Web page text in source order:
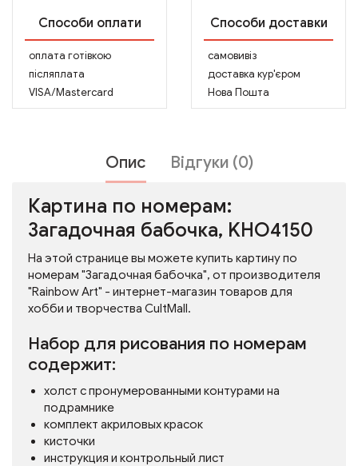
Способи оплати
оплата готівкою
післяплата
VISA/Mastercard
Способи доставки
самовивіз
доставка кур'єром
Нова Пошта
Опис Відгуки (0)
Картина по номерам:
Загадочная бабочка, KHO4150
На этой странице вы можете купить картину по
номерам "Загадочная бабочка", от производителя
"Rainbow Art" - интернет-магазин товаров для
хобби и творчества CultMall.
Набор для рисования по номерам
содержит:
холст с пронумерованными контурами на
подрамнике
комплект акриловых красок
кисточки
инструкция и контрольный лист